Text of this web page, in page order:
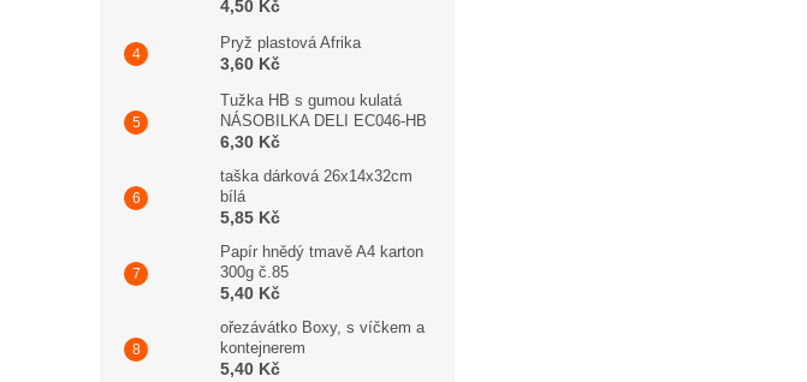
4,50 Kč
Pryž plastová Afrika
3,60 Kč
Tužka HB s gumou kulatá
NÁSOBILKA DELI EC046-HB
6,30 Kč
taška dárková 26x14x32cm
bílá
5,85 Kč
Papír hnědý tmavě A4 karton
300g č.85
5,40 Kč
ořezávátko Boxy, s víčkem a
kontejnerem
5,40 Kč